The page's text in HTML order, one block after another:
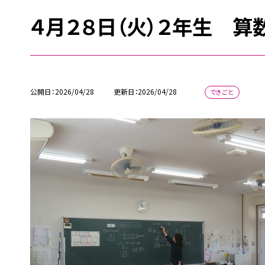
４月２８日（火）２年生 算
公開日 2026/04/28 更新日 2026/04/28 できごと